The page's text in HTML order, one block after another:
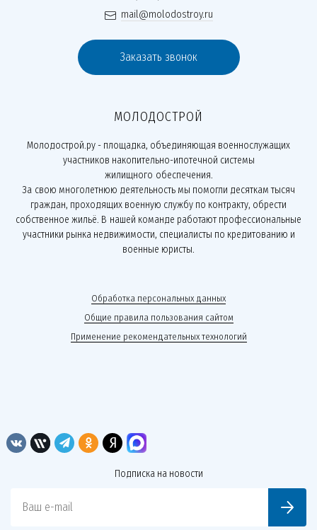
mail@molodostroy.ru
Заказать звонок
МОЛОДОСТРОЙ
Молодострой.ру - площадка, объединяющая военнослужащих
участников накопительно-ипотечной системы
жилищного обеспечения.
За свою многолетнюю деятельность мы помогли десяткам тысяч
граждан, проходящих военную службу по контракту, обрести
собственное жильё. В нашей команде работают профессиональные
участники рынка недвижимости, специалисты по кредитованию и
военные юристы.
Обработка персональных данных
Общие правила пользования сайтом
Применение рекомендательных технологий
Подписка на новости
Ваш e-mail